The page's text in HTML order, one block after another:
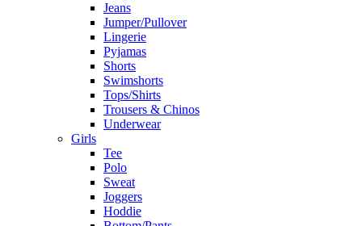
Jeans
Jumper/Pullover
Lingerie
Pyjamas
Shorts
Swimshorts
Tops/Shirts
Trousers & Chinos
Underwear
Girls
Tee
Polo
Sweat
Joggers
Hoddie